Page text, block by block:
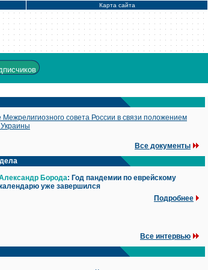
Карта сайта
Межрелигиозного совета России в связи положением
Все документы
Борода: Год пандемии по еврейскому
уже завершился
Подробнее
Все интервью